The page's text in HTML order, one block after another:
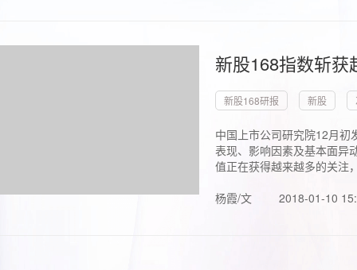
新股168指数斩
新股168研报 新股
中国上市公司研究院12月初
表现、影响因素及基本面异
值正在获得越来越多的关注
杨霞/文
2018-01-10